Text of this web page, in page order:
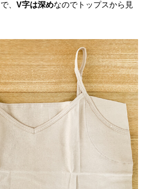
で、V字は深めなのでトップスから見